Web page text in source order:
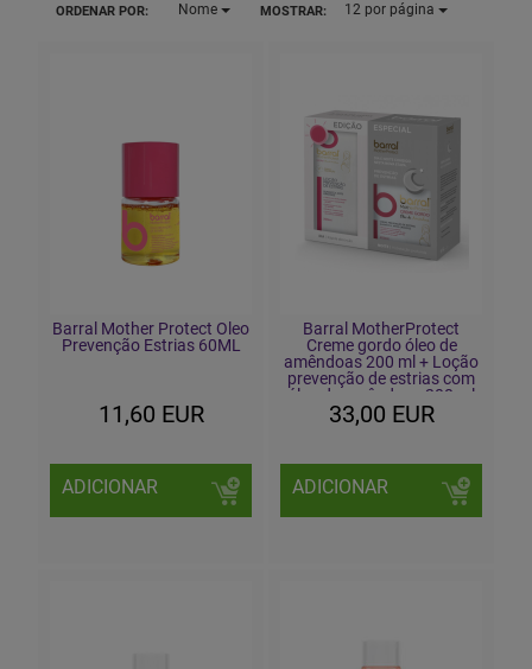
ORDENAR POR: Nome MOSTRAR: 12por página
Barral Mother Protect Oleo
Prevenção Estrias 60ML
11,60 EUR
ADICIONAR
Barral MotherProtect
Creme gordo óleo de
amêndoas 200 ml + Loção
prevenção de estrias com
óleo de amêndoas 200 ml
Edição especial
33,00 EUR
ADICIONAR